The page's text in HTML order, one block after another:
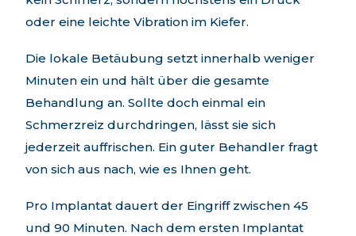
oder eine leichte Vibration im Kiefer.
Die lokale Betäubung setzt innerhalb weniger
Minuten ein und hält über die gesamte
Behandlung an. Sollte doch einmal ein
Schmerzreiz durchdringen, lässt sie sich
jederzeit auffrischen. Ein guter Behandler fragt
von sich aus nach, wie es Ihnen geht.
Pro Implantat dauert der Eingriff zwischen 45
und 90 Minuten. Nach dem ersten Implantat